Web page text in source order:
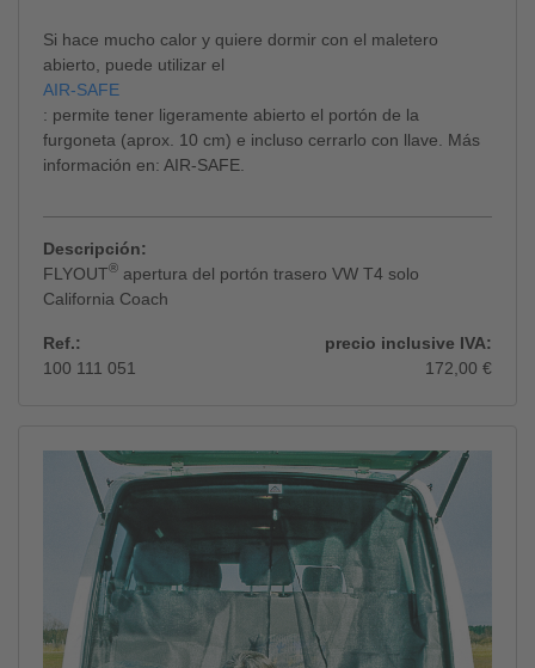
Si hace mucho calor y quiere dormir con el maletero
abierto, puede utilizar el
AIR-SAFE
: permite tener ligeramente abierto el portón de la
furgoneta (aprox. 10 cm) e incluso cerrarlo con llave. Más
información en: AIR-SAFE.
Descripción:
FLYOUT® apertura del portón trasero VW T4 solo
California Coach
Ref.:
100 111 051
precio inclusive IVA:
172,00 €